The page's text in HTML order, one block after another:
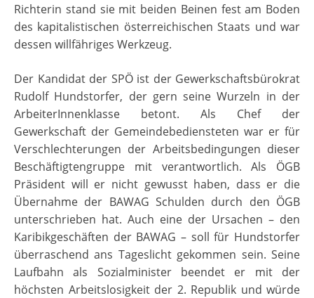
Richterin stand sie mit beiden Beinen fest am Boden
des kapitalistischen österreichischen Staats und war
dessen willfähriges Werkzeug.
Der Kandidat der SPÖ ist der Gewerkschaftsbürokrat
Rudolf Hundstorfer, der gern seine Wurzeln in der
ArbeiterInnenklasse betont. Als Chef der
Gewerkschaft der Gemeindebediensteten war er für
Verschlechterungen der Arbeitsbedingungen dieser
Beschäftigtengruppe mit verantwortlich. Als ÖGB
Präsident will er nicht gewusst haben, dass er die
Übernahme der BAWAG Schulden durch den ÖGB
unterschrieben hat. Auch eine der Ursachen – den
Karibikgeschäften der BAWAG – soll für Hundstorfer
überraschend ans Tageslicht gekommen sein. Seine
Laufbahn als Sozialminister beendet er mit der
höchsten Arbeitslosigkeit der 2. Republik und würde